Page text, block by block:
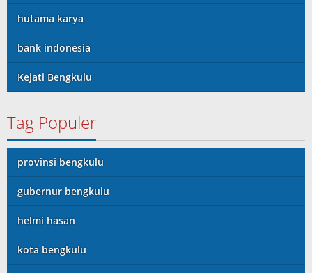
hutama karya
bank indonesia
Kejati Bengkulu
Tag Populer
provinsi bengkulu
gubernur bengkulu
helmi hasan
kota bengkulu